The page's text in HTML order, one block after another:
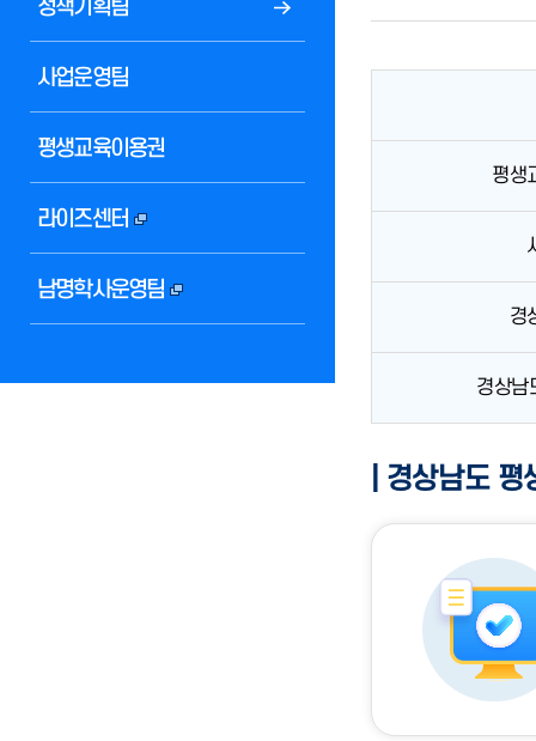
정책기획팀
사업운영팀
평생교육이용권
라이즈센터
남명학사운영팀
평생
경
경상남
| 경상남도